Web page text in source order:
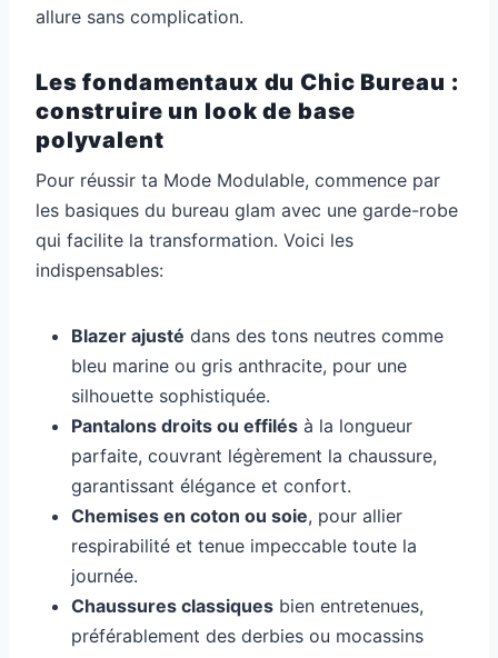
allure sans complication.
Les fondamentaux du Chic Bureau :
construire un look de base
polyvalent
Pour réussir ta Mode Modulable, commence par
les basiques du bureau glam avec une garde-robe
qui facilite la transformation. Voici les
indispensables:
Blazer ajusté dans des tons neutres comme
bleu marine ou gris anthracite, pour une
silhouette sophistiquée.
Pantalons droits ou effilés à la longueur
parfaite, couvrant légèrement la chaussure,
garantissant élégance et confort.
Chemises en coton ou soie, pour allier
respirabilité et tenue impeccable toute la
journée.
Chaussures classiques bien entretenues,
préférablement des derbies ou mocassins